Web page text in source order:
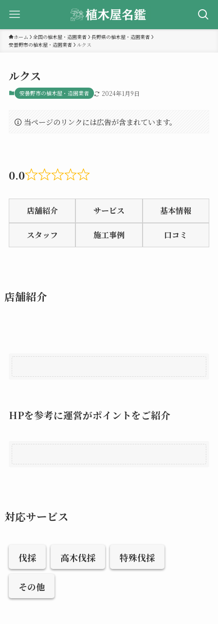
ホーム 全国の植木屋・造園業者
長野県の植木屋・造園業者
安曇野市の植木屋・造園業者
ルクス
ルクス
安曇野市の植木屋・造園業者 2024年1月9日
当ページのリンクには広告が含まれています。
0.0
Rated
0.0
out
5
店舗紹介 サービス 基本情報
スタッフ 施工事例 口コミ
店舗紹介
HPを参考に運営がポイントをご紹介
対応サービス
伐採 高木伐採 特殊伐採
その他